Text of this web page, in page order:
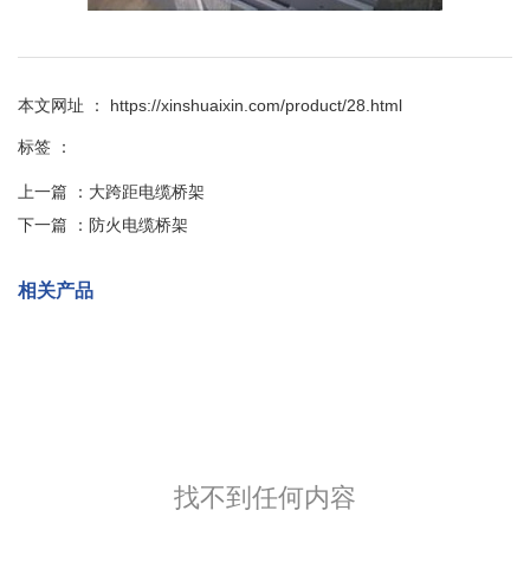
本文网址 ： https://xinshuaixin.com/product/28.html
标签 ：
上一篇 ： 大跨距电缆桥架
下一篇 ： 防火电缆桥架
相关产品
找不到任何内容